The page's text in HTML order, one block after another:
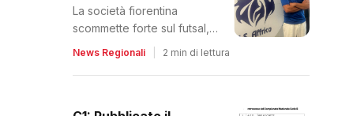
La società fiorentina
scommette forte sul futsal,
ampliando il proprio progetto
News Regionali 2 min di lettura